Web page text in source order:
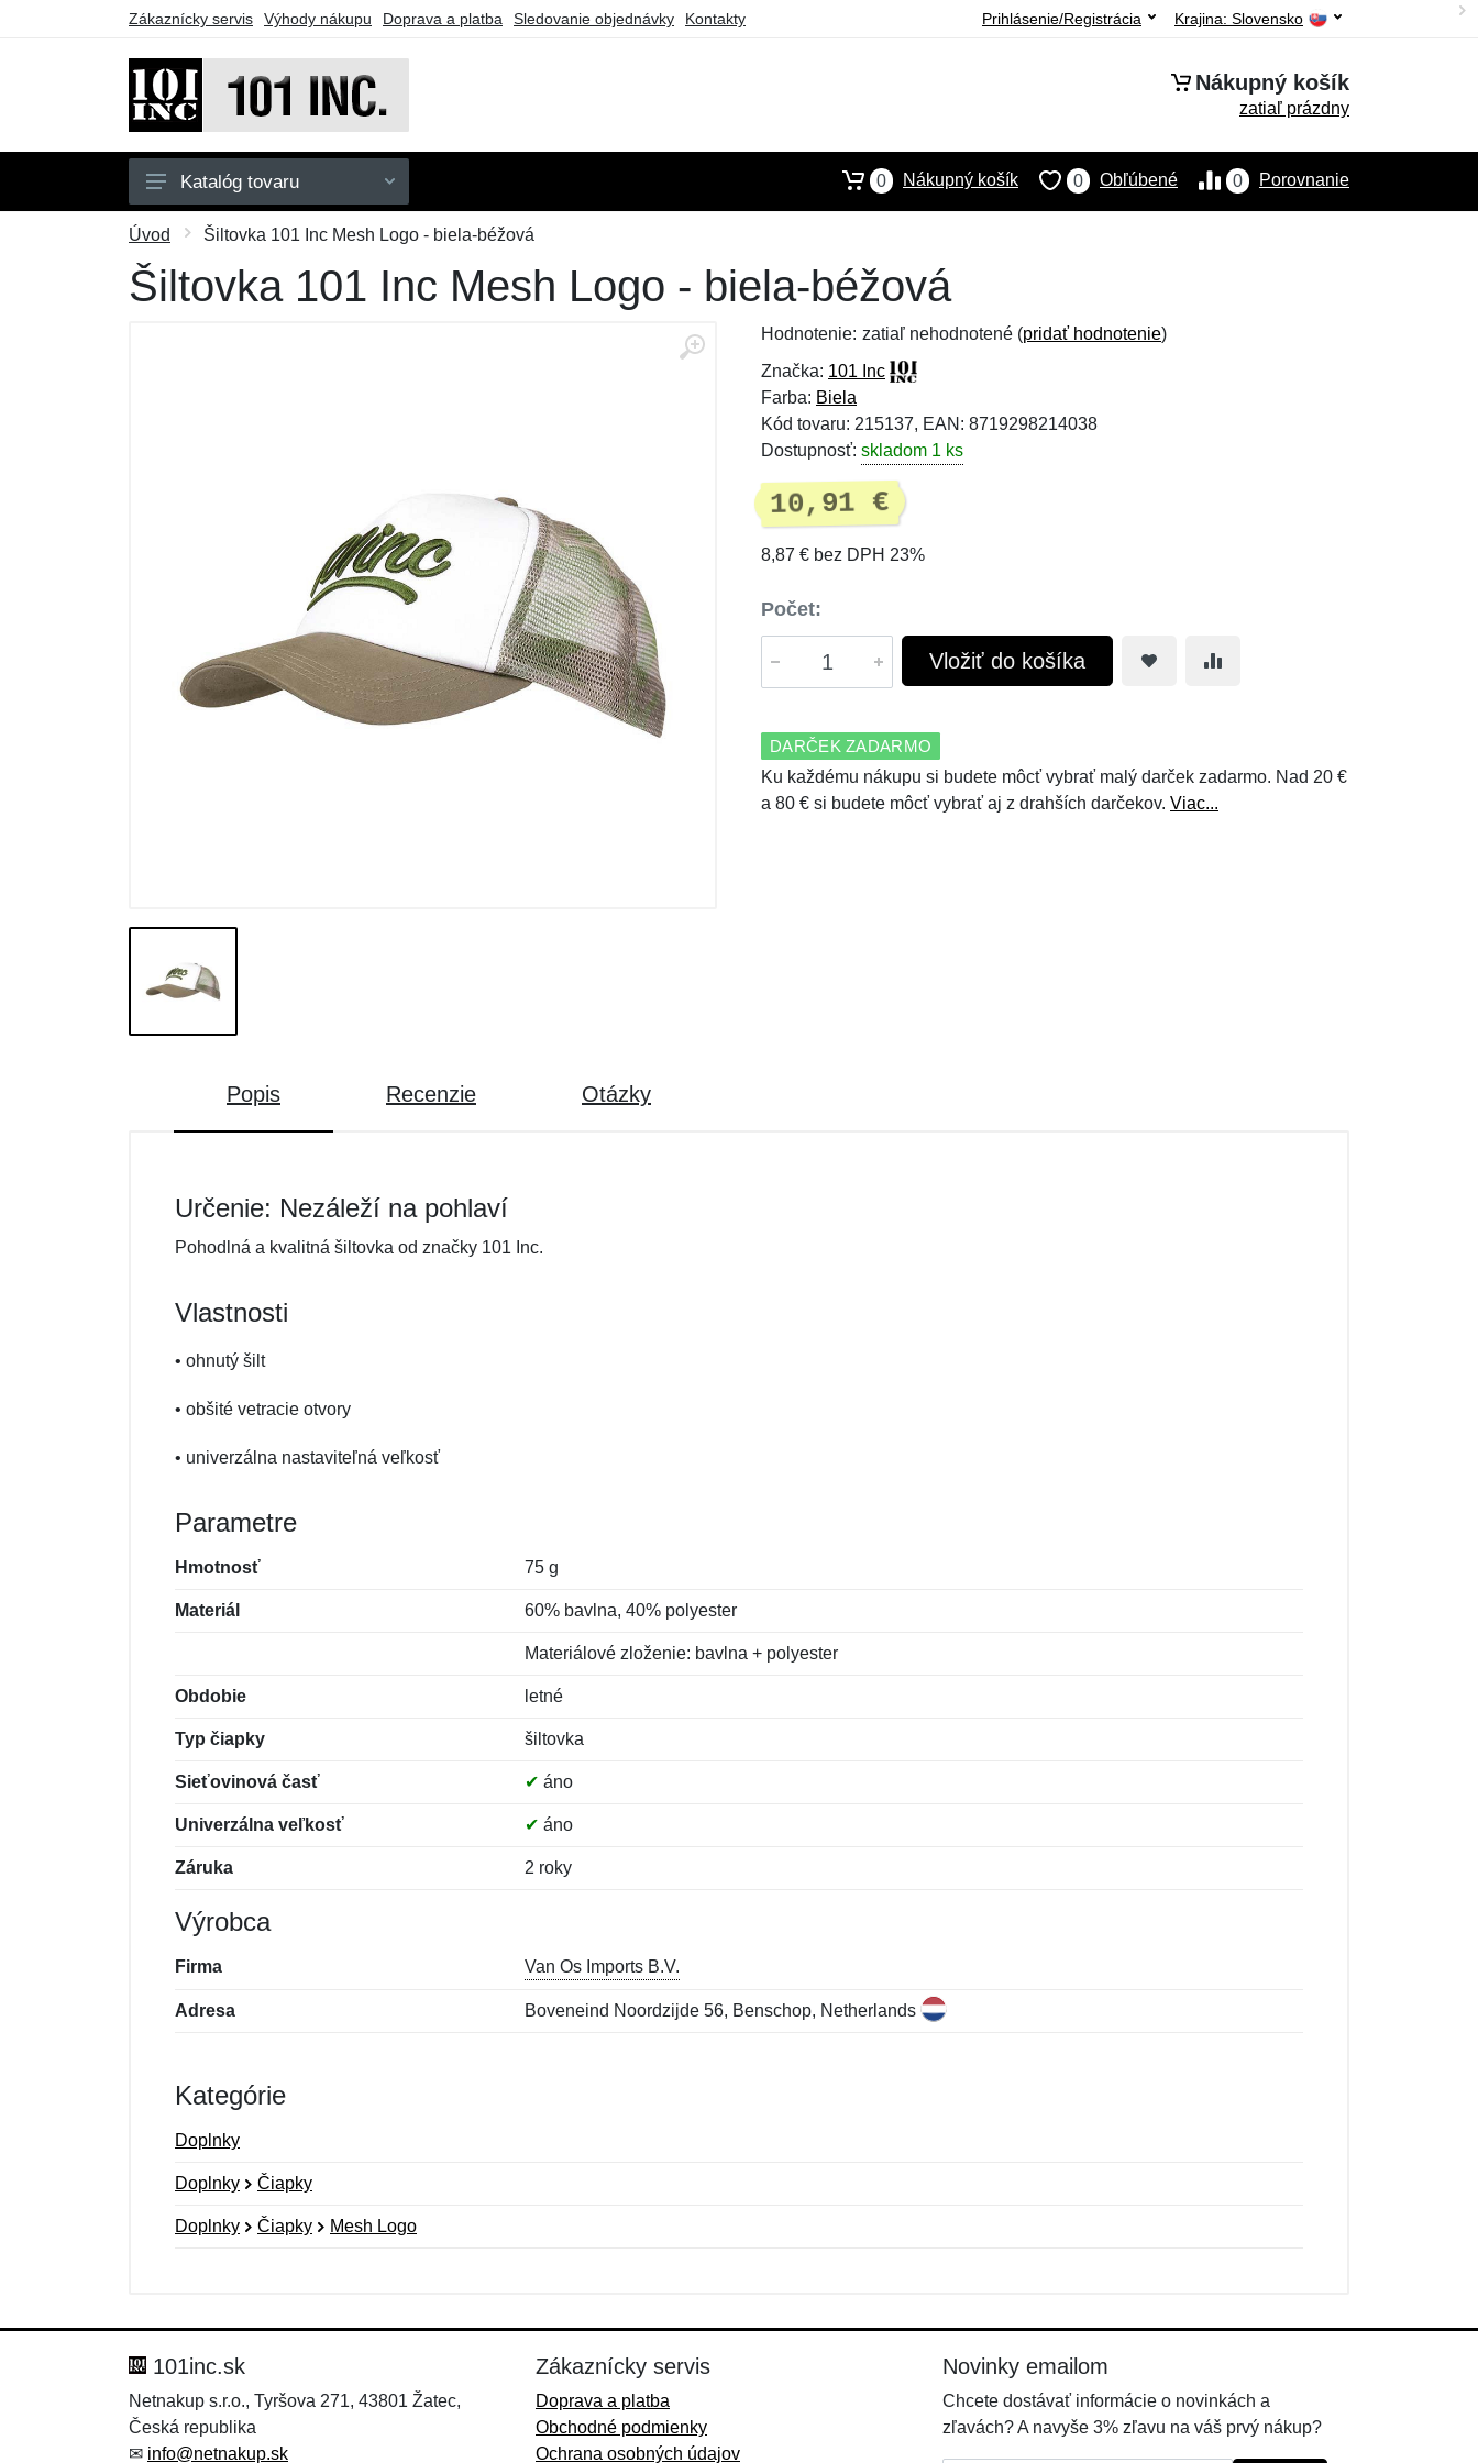
Zákaznícky servis Výhody nákupu Doprava a platba Sledovanie objednávky Kontakty Krajina: Slovensko
Prihlásenie/Registrácia
Nákupný košík
zatiaľ prázdny
Pánske
Detské
Katalóg tovaru 0 Porovnanie
0 Obľúbené
0 Nákupný košík
Úvod Šiltovka 101 Inc Mesh Logo - biela-béžová
Šiltovka 101 Inc Mesh Logo - biela-béžová
Hodnotenie: zatiaľ nehodnotené (pridať hodnotenie)
Značka: 101 Inc
Farba: Biela
Kód tovaru: 215137, EAN: 8719298214038
Dostupnosť: skladom 1 ks
10,91 €
8,87 € bez DPH 23%
Počet:
Vložiť do košíka
DARČEK ZADARMO
Ku každému nákupu si budete môcť vybrať malý darček zadarmo. Nad 20 €
a 80 € si budete môcť vybrať aj z drahších darčekov. Viac...
Popis Recenzie Otázky
Určenie: Nezáleží na pohlaví
Pohodlná a kvalitná šiltovka od značky 101 Inc.
Vlastnosti
• ohnutý šilt
• obšité vetracie otvory
• univerzálna nastaviteľná veľkosť
Parametre
Hmotnosť 75 g
Materiál 60% bavlna, 40% polyester
Materiálové zloženie: bavlna + polyester
Obdobie letné
Typ čiapky šiltovka
Sieťovinová časť ✔ áno
Univerzálna veľkosť ✔ áno
Záruka 2 roky
Výrobca
Firma Van Os Imports B.V.
Adresa Boveneind Noordzijde 56, Benschop, Netherlands
Kategórie
Doplnky
Doplnky Čiapky
Doplnky Čiapky Mesh Logo
Správa*
Správa*
101inc.sk
Netnakup s.r.o., Tyršova 271, 43801 Žatec,
Česká republika
✉ info@netnakup.sk
Zákaznícky servis
Doprava a platba
Obchodné podmienky
Ochrana osobných údajov
Novinky emailom
Chcete dostávať informácie o novinkách a
zľavách? A navyše 3% zľavu na váš prvý nákup?